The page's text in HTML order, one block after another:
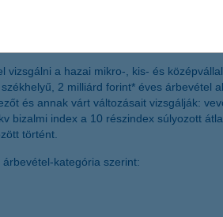
vizsgálni a hazai mikro-, kis- és
2 milliárd forint* éves
és annak várt változásait vizsgálják:
bizalmi index a 10 részindex súlyozott
történt.
kategória szerint: